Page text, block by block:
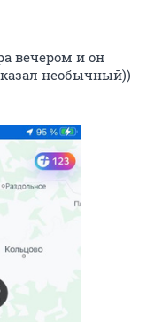
вечером и он
необычный))